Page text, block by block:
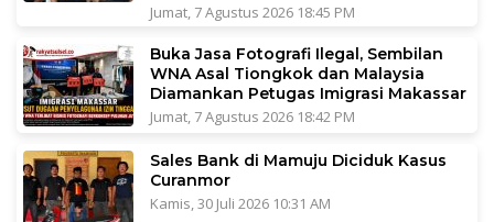
Jumat, 7 Agustus 2026 18:45 PM
Buka Jasa Fotografi Ilegal, Sembilan
WNA Asal Tiongkok dan Malaysia
Diamankan Petugas Imigrasi Makassar
Jumat, 7 Agustus 2026 18:42 PM
Sales Bank di Mamuju Diciduk Kasus
Curanmor
Kamis, 30 Juli 2026 10:31 AM